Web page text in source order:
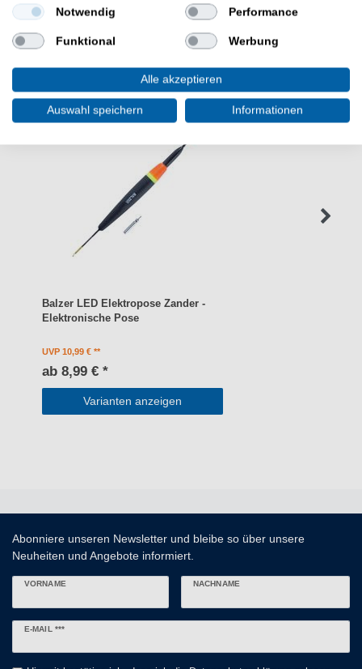
WEITERE INTERESSANTE ARTIKEL
Balzer LED Elektropose Zander -
Elektronische Pose
UVP 10,99 €
ab 8,99 € *
Varianten anzeigen
Abonniere unseren Newsletter und bleibe so über unsere
Neuheiten und Angebote informiert.
VORNAME NACHNAME
E-MAIL ***
Newsletter
Notwendig Performance
Funktional Werbung
Alle akzeptieren
Auswahl speichern Informationen